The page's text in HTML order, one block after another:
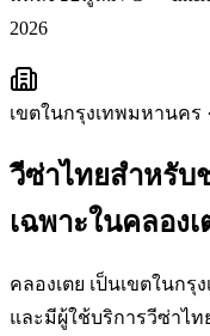
2026
เขตในกรุงเทพมหานคร ·
วีซ่าไทยสำหรับ
เฉพาะในคลองเ
คลองเตย เป็นเขตในก
และมีผู้ใช้บริการวีซ่าไ